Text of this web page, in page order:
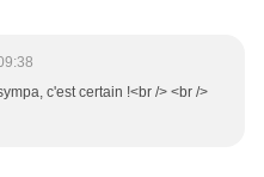
c'est certain !<br /> <br />